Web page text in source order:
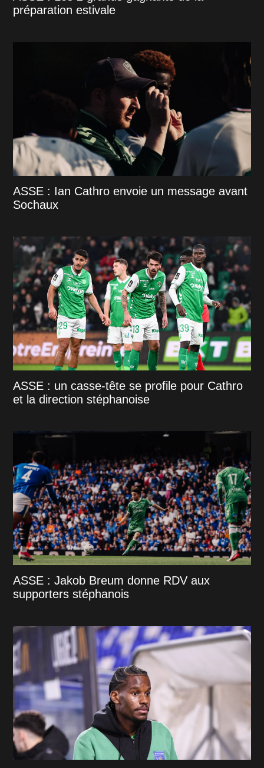
préparation estivale
ASSE : Ian Cathro envoie un message avant
Sochaux
ASSE : un casse-tête se profile pour Cathro
et la direction stéphanoise
ASSE : Jakob Breum donne RDV aux
supporters stéphanois